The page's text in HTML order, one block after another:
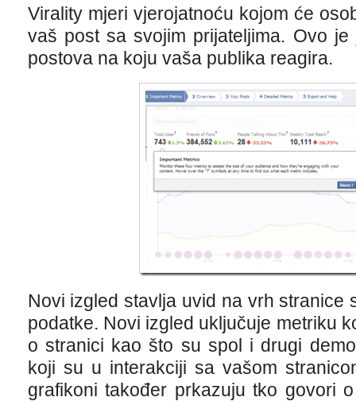
Virality mjeri vjerojatnoću kojom će
vaš post sa svojim prijateljima. Ovo
postova na koju vaša publika reagira.
Novi izgled stavlja uvid na vrh stranice
podatke. Novi izgled uključuje metriku
o stranici kao što su spol i drugi
koji su u interakciji sa vašom
grafikoni također prkazuju tko govori